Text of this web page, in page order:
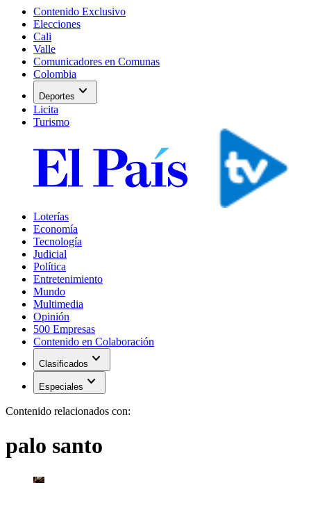
Contenido Exclusivo
Elecciones
Cali
Valle
Comunicadores en Comunas
Colombia
Deportes expand_more
Licita
Turismo
Loterías
Economía
Tecnología
Judicial
Política
Entretenimiento
Mundo
Multimedia
Opinión
500 Empresas
Contenido en Colaboración
Clasificados expand_more
Especiales expand_more
Contenido relacionados con:
palo santo